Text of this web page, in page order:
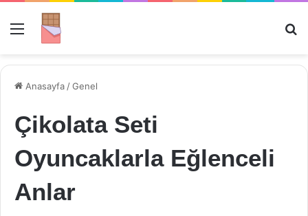
Menü
Anasayfa /Genel
Çikolata Seti
Oyuncaklarla Eğlenceli
Anlar